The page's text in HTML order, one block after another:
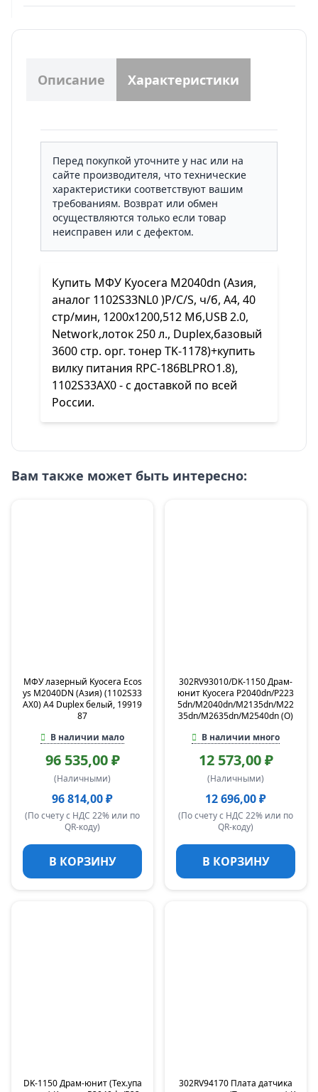
Описание Характеристики
Перед покупкой уточните у нас или на
сайте производителя, что технические
характеристики соответствуют вашим
требованиям. Возврат или обмен
осуществляются только если товар
неисправен или с дефектом.
Купить МФУ Kyocera M2040dn (Азия,
аналог 1102S33NL0 )P/C/S, ч/б, A4, 40
стр/мин, 1200x1200,512 Мб,USB 2.0,
Network,лоток 250 л., Duplex,базовый
3600 стр. орг. тонер TK-1178)+купить
вилку питания RPC-186BLPRO1.8),
1102S33AX0 - с доставкой по всей
России.
Вам также может быть интересно:
МФУ лазерный Kyocera Ecos
ys M2040DN (Азия) (1102S33
AX0) A4 Duplex белый, 19919
87
В наличии мало
96 535,00 ₽
(Наличными)
96 814,00 ₽
(По счету с НДС 22% или по
QR-коду)
В КОРЗИНУ
302RV93010/DK-1150 Драм-
юнит Kyocera P2040dn/P223
5dn/M2040dn/M2135dn/M22
35dn/M2635dn/M2540dn (O)
В наличии много
12 573,00 ₽
(Наличными)
12 696,00 ₽
(По счету с НДС 22% или по
QR-коду)
В КОРЗИНУ
DK-1150 Драм-юнит (Тех.упа
302RV94170 Плата датчика